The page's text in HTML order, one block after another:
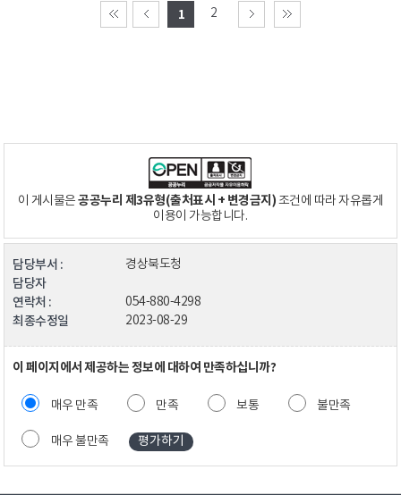
1 2
이 게시물은공공누리 제3유형(출처표시 + 변경금지)조건에 따라 자유롭게
이용이 가능합니다.
담당부서 : 경상북도청
담당자
연락처 :
054-880-4298
최종수정일 2023-08-29
이 페이지에서 제공하는 정보에 대하여 만족하십니까?
매우 만족 만족 보통 불만족
매우 불만족